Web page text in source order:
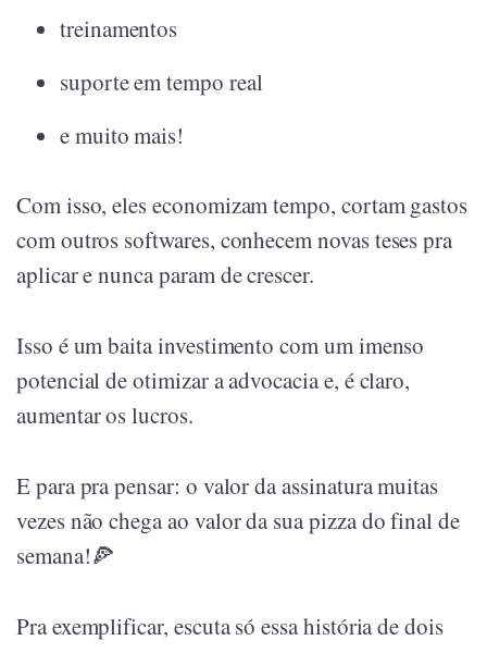
treinamentos
suporte em tempo real
e muito mais!
Com isso, eles economizam tempo, cortam gastos
com outros softwares, conhecem novas teses pra
aplicar e nunca param de crescer.
Isso é um baita investimento com um imenso
potencial de otimizar a advocacia e, é claro,
aumentar os lucros.
E para pra pensar: o valor da assinatura muitas
vezes não chega ao valor da sua pizza do final de
semana!🍕
Pra exemplificar, escuta só essa história de dois